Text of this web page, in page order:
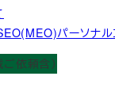
パーソナ
依頼含）